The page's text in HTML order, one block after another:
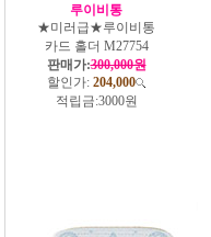
루이비통
★미러급★루이비통
카드 홀더 M27754
판매가:300,000원
할인가: 204,000
적립금:3000원